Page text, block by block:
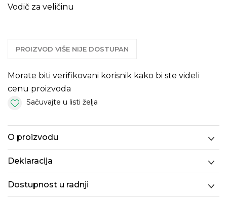
Vodič za veličinu
PROIZVOD VIŠE NIJE DOSTUPAN
Morate biti verifikovani korisnik kako bi ste videli
cenu proizvoda
Sačuvajte u listi želja
O proizvodu
Deklaracija
Dostupnost u radnji